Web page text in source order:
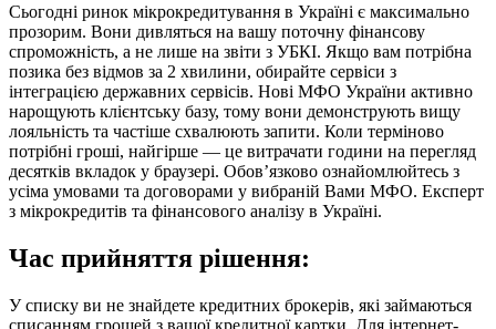
Сьогодні ринок мікрокредитування в Україні є максимально
прозорим. Вони дивляться на вашу поточну фінансову
спроможність, а не лише на звіти з УБКІ. Якщо вам потрібна
позика без відмов за 2 хвилини, обирайте сервіси з
інтеграцією державних сервісів. Нові МФО України активно
нарощують клієнтську базу, тому вони демонструють вищу
лояльність та частіше схвалюють запити. Коли терміново
потрібні гроші, найгірше — це витрачати години на перегляд
десятків вкладок у браузері. Обов’язково ознайомлюйтесь з
усіма умовами та договорами у вибраній Вами МФО. Експерт
з мікрокредитів та фінансового аналізу в Україні.
Час прийняття рішення:
У списку ви не знайдете кредитних брокерів, які займаються
списанням грошей з вашої кредитної картки. Для інтернет-